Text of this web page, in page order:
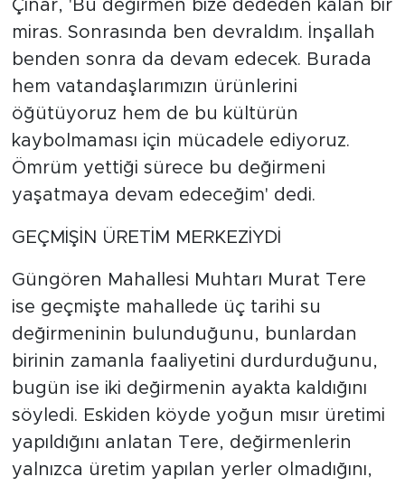
Çınar, 'Bu değirmen bize dededen kalan bir
miras. Sonrasında ben devraldım. İnşallah
benden sonra da devam edecek. Burada
hem vatandaşlarımızın ürünlerini
öğütüyoruz hem de bu kültürün
kaybolmaması için mücadele ediyoruz.
Ömrüm yettiği sürece bu değirmeni
yaşatmaya devam edeceğim' dedi.
GEÇMİŞİN ÜRETİM MERKEZİYDİ
Güngören Mahallesi Muhtarı Murat Tere
ise geçmişte mahallede üç tarihi su
değirmeninin bulunduğunu, bunlardan
birinin zamanla faaliyetini durdurduğunu,
bugün ise iki değirmenin ayakta kaldığını
söyledi. Eskiden köyde yoğun mısır üretimi
yapıldığını anlatan Tere, değirmenlerin
yalnızca üretim yapılan yerler olmadığını,